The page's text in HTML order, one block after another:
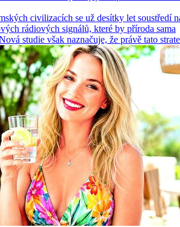
civilizacích se už desítky let soustředí
rádiových signálů, které by příroda sama
studie však naznačuje, že právě tato strate